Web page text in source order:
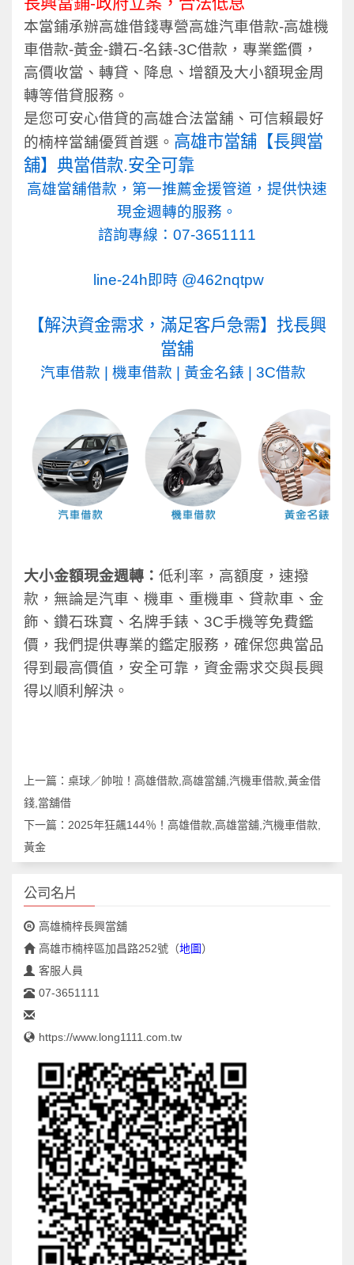
本當鋪承辦高雄借錢專營高雄汽車借款-高雄機
車借款-黃金-鑽石-名錶-3C借款，專業鑑價，
高價收當、轉貸、降息、增額及大小額現金周
轉等借貸服務。
是您可安心借貸的高雄合法當舖、可信賴最好
的楠梓當舖優質首選。 高雄市當舖【長興當
舖】典當借款.安全可靠
高雄當舖借款，第一推薦金援管道， 提供快速
現金週轉的服務。
諮詢專線： 07-3651111
line-24h即時 @462nqtpw
【解決資金需求，滿足客戶急需】找長興
當舖
汽車借款 機車借款 黃金名錶 3C借款
大小金額現金週轉： 低利率，高額度，速撥
款，無論是汽車、機車、重機車、貸款車、金
飾、鑽石珠寶、名牌手錶、3C手機等免費鑑
價，我們提供專業的鑑定服務，確保您典當品
得到最高價值，安全可靠，資金需求交與長興
得以順利解決。
上一篇： 桌球／帥啦！高雄借款,高雄當舖,汽機車借款,黃金借
錢,當舖借
下一篇： 2025年狂飆144％！高雄借款,高雄當舖,汽機車借款,
黃金
公司名片
高雄楠梓長興當舖
高雄市楠梓區加昌路252號 （地圖）
客服人員
07-3651111
https://www.long1111.com.tw